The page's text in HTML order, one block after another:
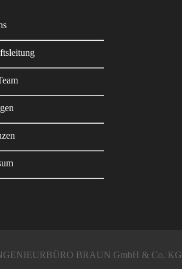
BRAUN GmbH & Co. KG